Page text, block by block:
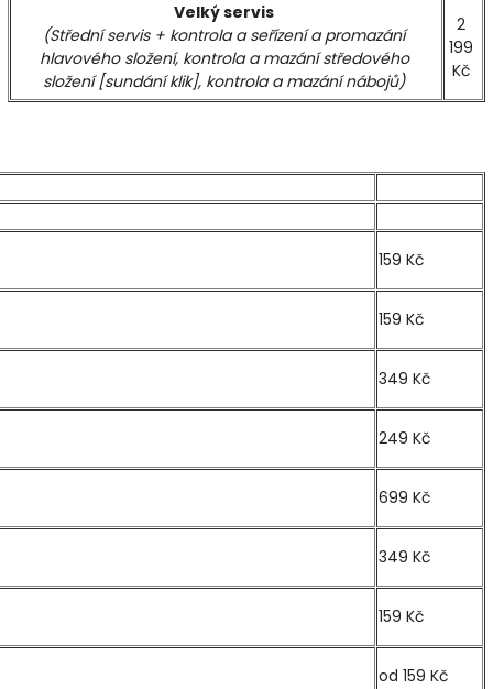
Velký servis
(Střední servis + kontrola a seřízení a promazání
hlavového složení, kontrola a mazání středového
složení [sundání klik], kontrola a mazání nábojů)
2
199
Kč
159 Kč
159 Kč
349 Kč
249 Kč
699 Kč
349 Kč
159 Kč
od 159 Kč